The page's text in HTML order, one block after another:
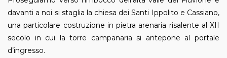
davanti a noi si staglia la chiesa dei Santi Ippolito e Cassiano,
una particolare costruzione in pietra arenaria risalente al XII
secolo in cui la torre campanaria si antepone al portale
d’ingresso.